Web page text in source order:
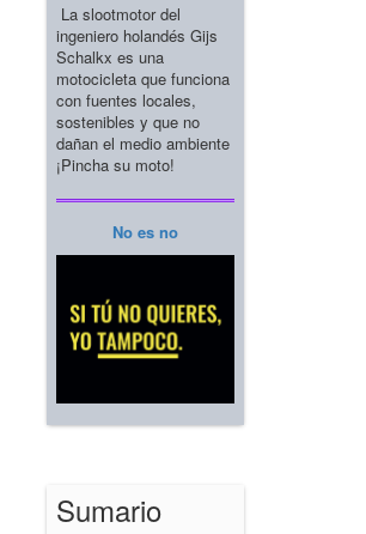
La slootmotor del
ingeniero holandés Gijs
Schalkx es una
motocicleta que funciona
con fuentes locales,
sostenibles y que no
dañan el medio ambiente
¡Pincha su moto!
No es no
Sumario